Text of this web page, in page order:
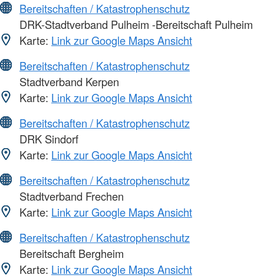
Bereitschaften / Katastrophenschutz
DRK-Stadtverband Pulheim -Bereitschaft Pulheim
Karte: Link zur Google Maps Ansicht
Bereitschaften / Katastrophenschutz
Stadtverband Kerpen
Karte: Link zur Google Maps Ansicht
Bereitschaften / Katastrophenschutz
DRK Sindorf
Karte: Link zur Google Maps Ansicht
Bereitschaften / Katastrophenschutz
Stadtverband Frechen
Karte: Link zur Google Maps Ansicht
Bereitschaften / Katastrophenschutz
Bereitschaft Bergheim
Karte: Link zur Google Maps Ansicht